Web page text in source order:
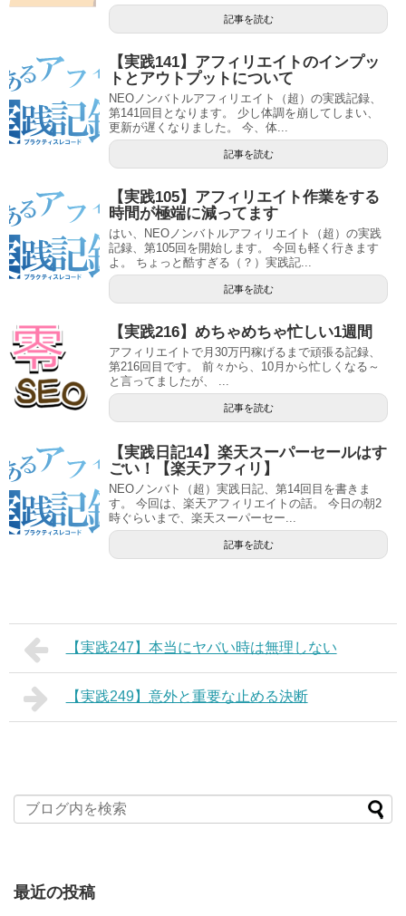
記事を読む
【実践141】アフィリエイトのインプッ
トとアウトプットについて
NEOノンバトルアフィリエイト（超）の実践記録、
第141回目となります。 少し体調を崩してしまい、
更新が遅くなりました。 今、体...
記事を読む
【実践105】アフィリエイト作業をする
時間が極端に減ってます
はい、NEOノンバトルアフィリエイト（超）の実践
記録、第105回を開始します。 今回も軽く行きます
よ。 ちょっと酷すぎる（？）実践記...
記事を読む
【実践216】めちゃめちゃ忙しい1週間
アフィリエイトで月30万円稼げるまで頑張る記録、
第216回目です。 前々から、10月から忙しくなる～
と言ってましたが、 ...
記事を読む
【実践日記14】楽天スーパーセールはす
ごい！【楽天アフィリ】
NEOノンバト（超）実践日記、第14回目を書きま
す。 今回は、楽天アフィリエイトの話。 今日の朝2
時ぐらいまで、楽天スーパーセー...
記事を読む
【実践247】本当にヤバい時は無理しない
【実践249】意外と重要な止める決断
最近の投稿